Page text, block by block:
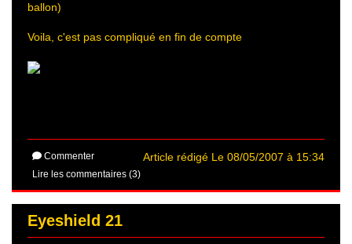
ballon)
Voila, c'est pas compliqué en fin de compte
Article rédigé Le 08/05/2007 à 15:34
Commenter
Lire les commentaires (3)
Eyeshield 21